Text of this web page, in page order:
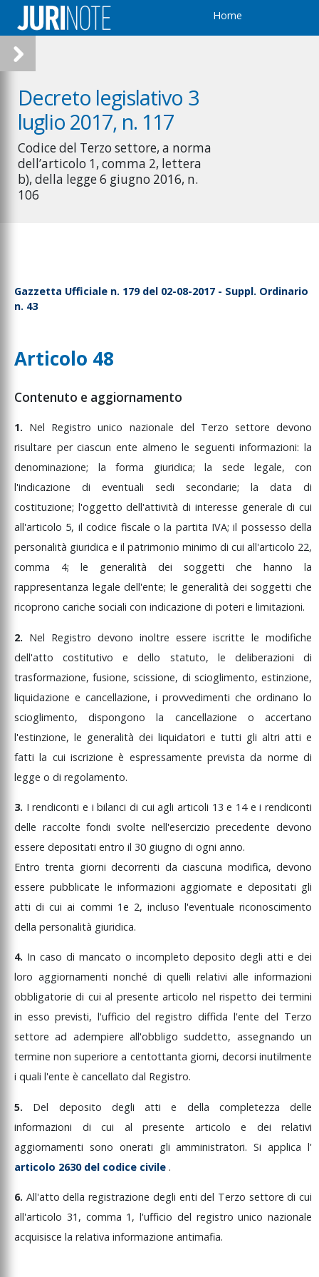
Home
Decreto legislativo 3
luglio 2017, n. 117
Codice del Terzo settore, a norma
dell’articolo 1, comma 2, lettera
b), della legge 6 giugno 2016, n.
106
Gazzetta Ufficiale n. 179 del 02-08-2017 - Suppl. Ordinario
n. 43
Articolo 48
Contenuto e aggiornamento
1. Nel Registrounico nazionale del Terzo settore devono
risultare perciascun ente almenole seguentiinformazioni: la
denominazione; laforma giuridica;la sedelegale,con
l'indicazione di eventuali sedi secondarie; la data di
costituzione; l'oggettodell'attivitàdi interesse generaledicui
all'articolo 5, ilcodice fiscale ola partita IVA;il possessodella
personalità giuridica e il patrimonio minimo di cui all'articolo 22,
comma 4; le generalità dei soggetti che hanno la
rappresentanza legaledell'ente; le generalità deisoggettiche
ricoprono cariche sociali con indicazione di poteri e limitazioni.
2. Nel Registro devono inoltre essere iscritte le modifiche
dell'attocostitutivoedello statuto, le deliberazionidi
trasformazione,fusione,scissione, di scioglimento,estinzione,
liquidazione e cancellazione, i provvedimenti che ordinano lo
scioglimento,dispongonola cancellazione oaccertano
l'estinzione, le generalità dei liquidatori e tutti gli altri atti e
fattila cuiiscrizioneè espressamenteprevistada normedi
legge o di regolamento.
3. Irendicontie ibilancidi cuiagliarticoli 13e 14 eirendiconti
delle raccoltefondisvolte nell'esercizioprecedentedevono
essere depositati entro il 30 giugno di ogni anno.
Entrotrenta giornidecorrenti daciascuna modifica,devono
essere pubblicate le informazioni aggiornate e depositati gli
attidicuiai commi 1e 2, incluso l'eventualericonoscimento
della personalità giuridica.
4. In caso di mancato o incompletodepositodegliattiedei
loro aggiornamenti nonché diquellirelativialleinformazioni
obbligatoriedi cuial presentearticolo nelrispetto deitermini
in essoprevisti,l'ufficio delregistrodiffida l'entedel Terzo
settoread adempiereall'obbligosuddetto, assegnandoun
terminenonsuperiorea centottanta giorni, decorsiinutilmente
i quali l'ente è cancellato dal Registro.
5. Del deposito degli attie della completezza delle
informazioni di cui al presente articolo e dei relativi
aggiornamenti sono onerati gliamministratori.Siapplical'
articolo 2630 del codice civile .
6. All'attodellaregistrazione degli entidel Terzo settoredicui
all'articolo 31, comma 1, l'ufficio del registrounico nazionale
acquisisce la relativa informazione antimafia.